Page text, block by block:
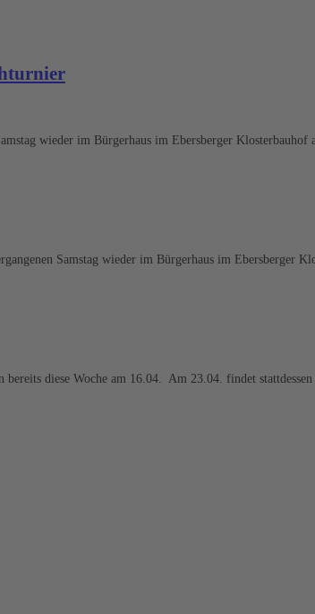
wieder im Bürgerhaus im Ebersberger
Samstag wieder im Bürgerhaus im Ebersberger
diese Woche am 16.04. Am 23.04. findet